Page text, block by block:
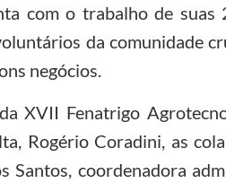
com o trabalho de suas
da comunidade
negócios.
XVII Fenatrigo
Rogério Coradini, as
Santos, coordenadora